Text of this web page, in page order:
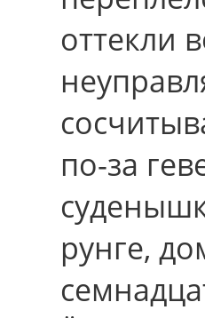
оттекли
по-за
рунге,